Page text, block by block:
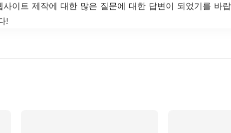
사이트 제작에 대한 많은 질문에 대한 답변이 되었기를 바
!